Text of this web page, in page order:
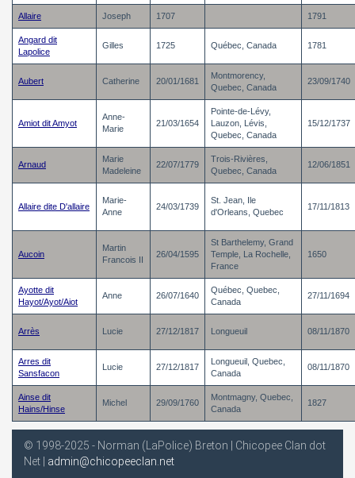
Allaire Joseph 1707 1791
Angard dit
Lapolice
Gilles 1725 Québec, Canada 1781
Aubert Catherine 20/01/1681
Montmorency,
Quebec, Canada
23/09/1740
Amiot dit Amyot
Anne-
Marie
21/03/1654
Pointe-de-Lévy,
Lauzon, Lévis,
Quebec, Canada
15/12/1737
Arnaud
Marie
Madeleine
22/07/1779
Trois-Rivières,
Quebec, Canada
12/06/1851
Allaire dite D'allaire
Marie-
Anne
24/03/1739
St. Jean, Ile
d'Orleans, Quebec
17/11/1813
Aucoin
Martin
Francois II
26/04/1595
St Barthelemy, Grand
Temple, La Rochelle,
France
1650
Ayotte dit
Hayot/Ayot/Aiot
Anne 26/07/1640
Québec, Quebec,
Canada
27/11/1694
Arrès Lucie 27/12/1817 Longueuil 08/11/1870
Arres dit
Sansfacon
Lucie 27/12/1817
Longueuil, Quebec,
Canada
08/11/1870
Ainse dit
Hains/Hinse
Michel 29/09/1760
Montmagny, Quebec,
Canada
1827
© 1998-2025 - Norman (LaPolice) Breton | Chicopee Clan dot
Net | admin@chicopeeclan.net